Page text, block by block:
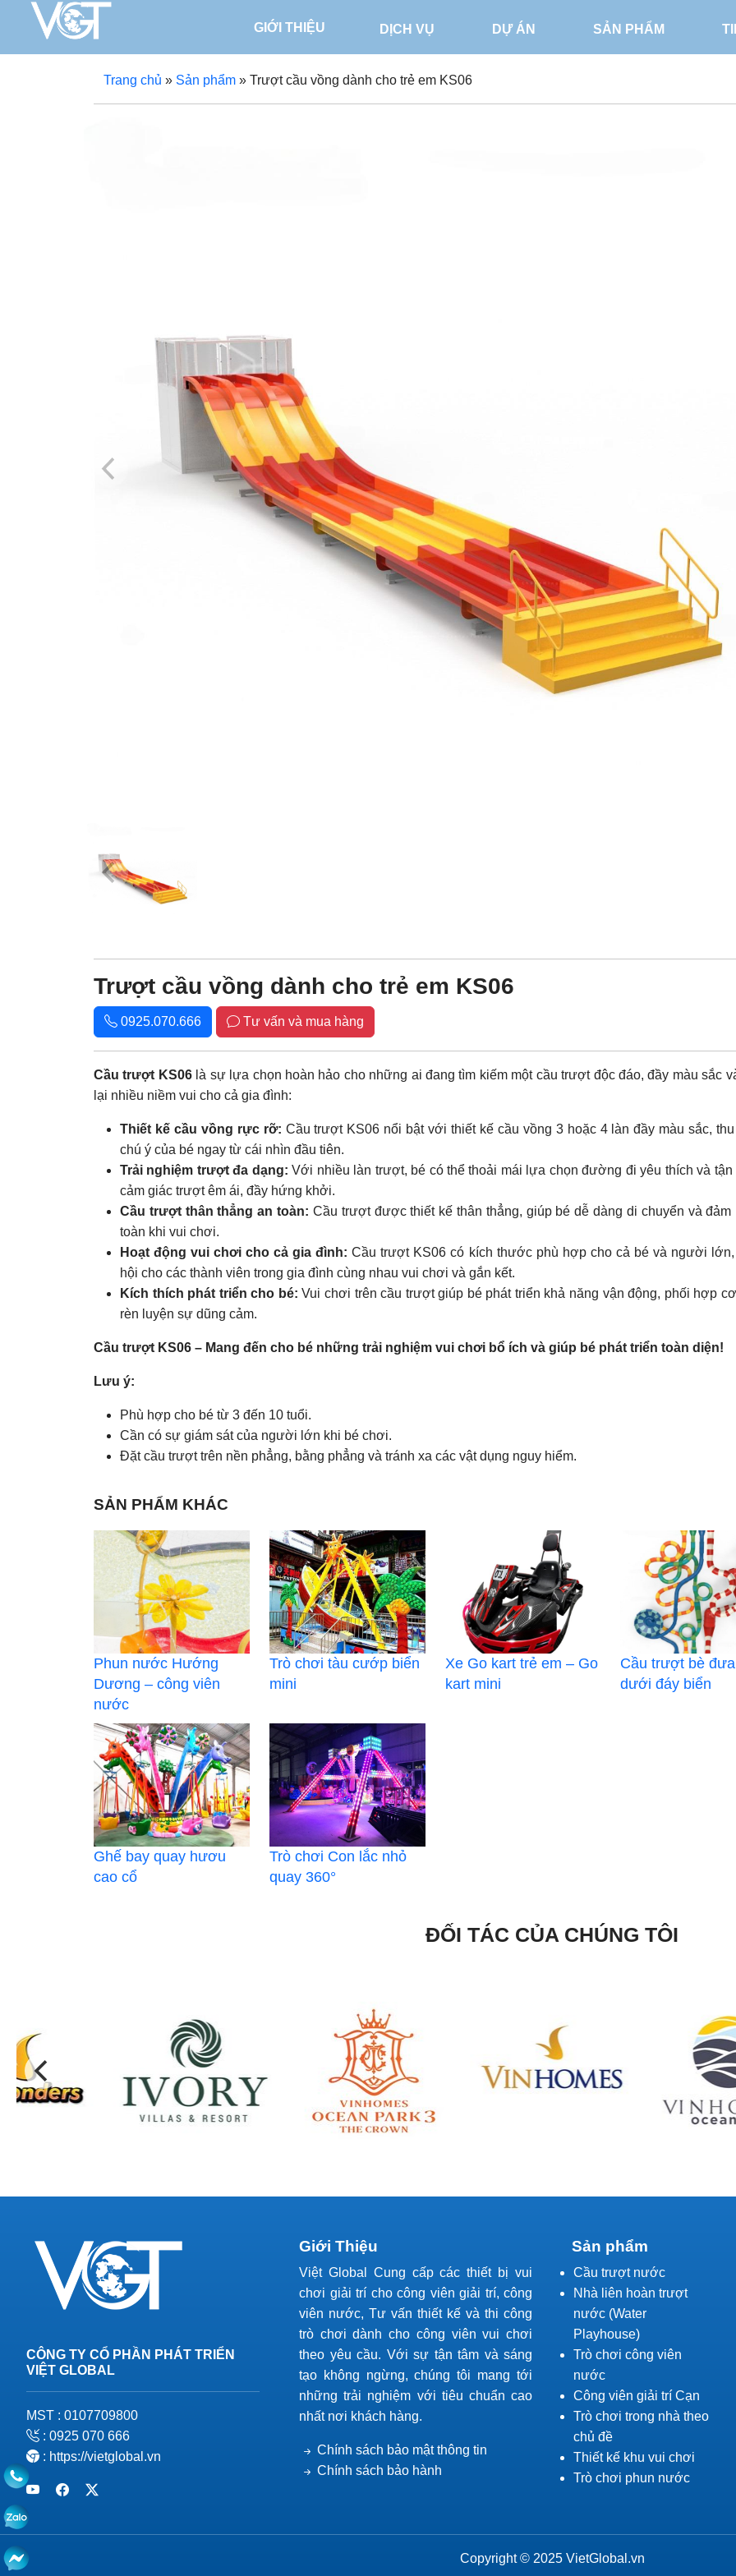
GIỚI THIỆU DỊCH VỤ DỰ ÁN SẢN PHẨM
Trang chủ » Sản phẩm » Trượt cầu vồng dành cho trẻ em KS06
Trượt cầu vồng dành cho trẻ em KS06
0925.070.666 Tư vấn và mua hàng
Cầu trượt KS06là sự lựa chọn hoàn hảo cho những ai đang tìm kiếm một cầu trượt độc đáo, đầy màu sắc
lại nhiều niềm vui cho cả gia đình:
Thiết kế cầu vồng rực rỡ: Cầu trượt KS06 nổi bật với thiết kế cầu vồng 3 hoặc 4 làn đầy màu sắc,
chú ý của bé ngay từ cái nhìn đầu tiên.
Trải nghiệm trượt đa dạng: Với nhiều làn trượt, bé có thể thoải mái lựa chọn đường đi yêu thích và
cảm giác trượt êm ái, đầy hứng khởi.
Cầu trượt thân thẳng an toàn: Cầu trượt được thiết kế thân thẳng, giúp bé dễ dàng di chuyển và đảm
toàn khi vui chơi.
Hoạt động vui chơi cho cả gia đình: Cầu trượt KS06 có kích thước phù hợp cho cả bé và người
hội cho các thành viên trong gia đình cùng nhau vui chơi và gắn kết.
Kích thích phát triển cho bé: Vui chơi trên cầu trượt giúp bé phát triển khả năng vận động, phối hợp
rèn luyện sự dũng cảm.
Cầu trượt KS06 – Mang đến cho bé những trải nghiệm vui chơi bổ ích và giúp bé phát triển toàn diện!
Lưu ý:
Phù hợp cho bé từ 3 đến 10 tuổi.
Cần có sự giám sát của người lớn khi bé chơi.
Đặt cầu trượt trên nền phẳng, bằng phẳng và tránh xa các vật dụng nguy hiểm.
SẢN PHẨM KHÁC
Phun nước Hướng
Dương – công viên
nước
Trò chơi tàu cướp biển
mini
Xe Go kart trẻ em – Go
kart mini
Cầu trượt bè
dưới đáy biển
Ghế bay quay hươu
cao cổ
Trò chơi Con lắc nhỏ
quay 360°
ĐỐI TÁC CỦA CHÚNG TÔI
CÔNG TY CỔ PHẦN PHÁT TRIỂN
VIỆT GLOBAL
MST : 0107709800
: 0925 070 666
: https://vietglobal.vn
Giới Thiệu
Việt Global Cung cấp các thiết bị vui
chơi giải trí cho công viên giải trí, công
viên nước, Tư vấn thiết kế và thi công
trò chơi dành cho công viên vui chơi
theo yêu cầu. Với sự tận tâm và sáng
tạo không ngừng, chúng tôi mang tới
những trải nghiệm với tiêu chuẩn cao
nhất nơi khách hàng.
Chính sách bảo mật thông tin
Chính sách bảo hành
Sản phẩm
Cầu trượt nước
Nhà liên hoàn trượt
nước (Water
Playhouse)
Trò chơi công viên
nước
Công viên giải trí Cạn
Trò chơi trong nhà theo
chủ đề
Thiết kế khu vui chơi
Trò chơi phun nước
Copyright © 2025 VietGlobal.vn